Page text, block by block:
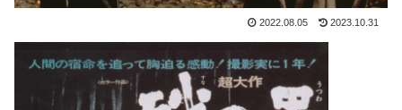
2022.08.05 2023.10.31